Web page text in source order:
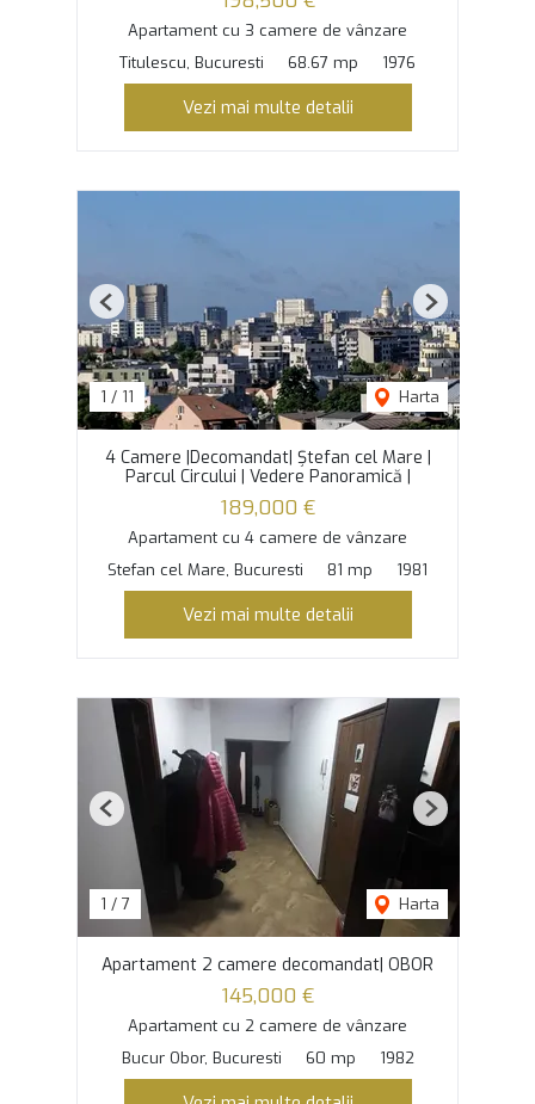
Apartament cu 3 camere de vânzare
Titulescu, Bucuresti
68.67 mp 1976
Vezi mai multe detalii
1 / 11 Harta
Previous Next
4 Camere |Decomandat| Ștefan cel Mare |
Parcul Circului | Vedere Panoramică |
189,000 €
Apartament cu 4 camere de vânzare
Stefan cel Mare, Bucuresti
81 mp 1981
Vezi mai multe detalii
1 / 7 Harta
Previous Next
Apartament 2 camere decomandat| OBOR
145,000 €
Apartament cu 2 camere de vânzare
Bucur Obor, Bucuresti
60 mp 1982